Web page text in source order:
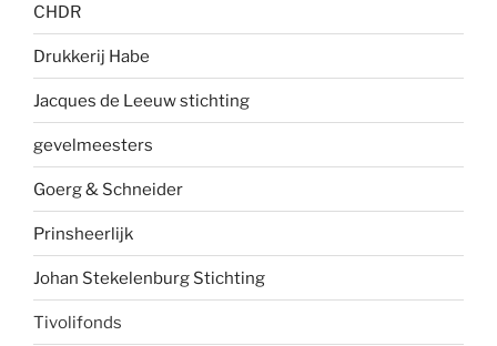
CHDR
Drukkerij Habe
Jacques de Leeuw stichting
gevelmeesters
Goerg & Schneider
Prinsheerlijk
Johan Stekelenburg Stichting
Tivolifonds